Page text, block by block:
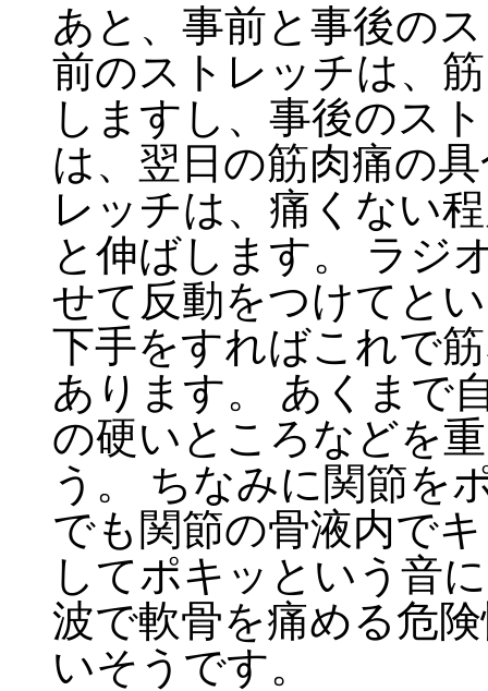
あと、事前と事後の
前のストレッチは、
しますし、事後のス
は、翌日の筋肉痛の
レッチは、痛くない
と伸ばします。 ラジ
せて反動をつけてと
下手をすればこれで
あります。 あくまで
の硬いところなどを
う。 ちなみに関節を
でも関節の骨液内で
してポキッという音
波で軟骨を痛める危
いそうです。